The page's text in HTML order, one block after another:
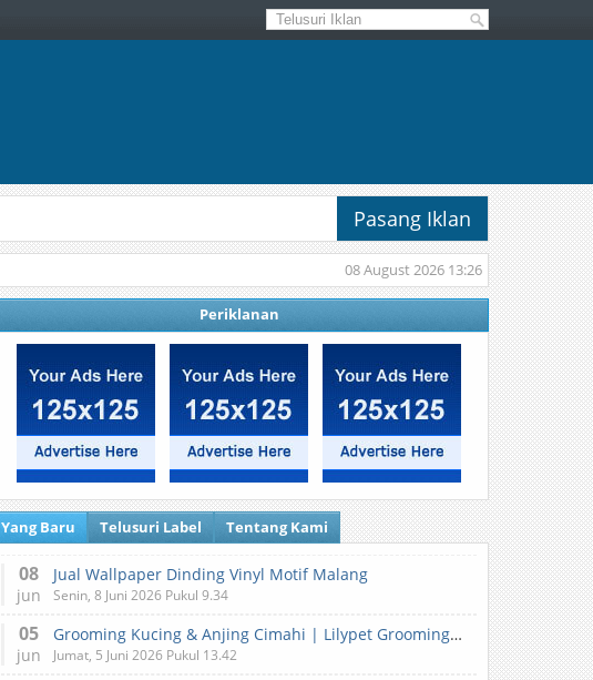
Pasang Iklan
08 August 2026 13:26
Periklanan
Yang Baru Telusuri Label Tentang Kami
08
jun
Jual Wallpaper Dinding Vinyl Motif Malang
Senin, 8 Juni 2026 Pukul 9.34
05
jun
Grooming Kucing & Anjing Cimahi | Lilypet Grooming & Pet Hotel
Jumat, 5 Juni 2026 Pukul 13.42